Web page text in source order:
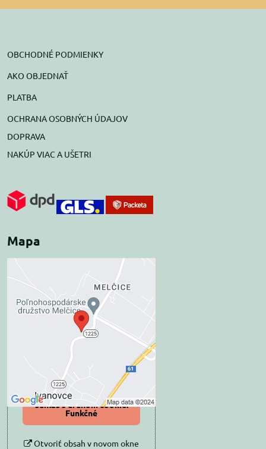
OBCHODNÉ PODMIENKY
AKO OBJEDNAŤ
PLATBA
OCHRANA OSOBNÝCH ÚDAJOV
DOPRAVA
NAKÚP VIAC A UŠETRI
Mapa
Externý obsah je
blokovaný Voľbami
súkromia
Prajete si načítať externý obsah?
Povoliť tentokrát
Povoliť a zapamätať -
súhlas s druhom cookie:
Funkčné
Otvoriť obsah v novom okne